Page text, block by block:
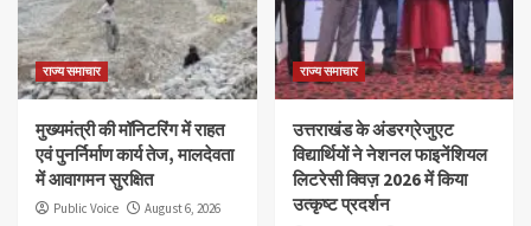
राज्य समाचार
मुख्यमंत्री की मॉनिटरिंग में राहत
एवं पुनर्निर्माण कार्य तेज, मालदेवता
में आवागमन सुरक्षित
Public Voice August 6, 2026
राज्य समाचार
उत्तराखंड के अंडरग्रेजुएट
विद्यार्थियों ने नेशनल फाइनेंशियल
लिटरेसी क्विज़ 2026 में किया
उत्कृष्ट प्रदर्शन